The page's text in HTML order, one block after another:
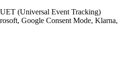
(Universal Event Tracking)
Google Consent Mode, Klarna,